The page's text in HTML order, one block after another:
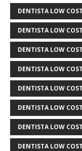
DENTISTA LOW
DENTISTA LOW
DENTISTA LOW
DENTISTA LOW
DENTISTA LOW
DENTISTA LOW
DENTISTA LOW
DENTISTA LOW